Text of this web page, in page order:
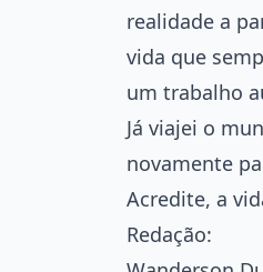
realidade a
vida que
um trabalho
Já viajei o
novamente
Acredite, a
Redação: